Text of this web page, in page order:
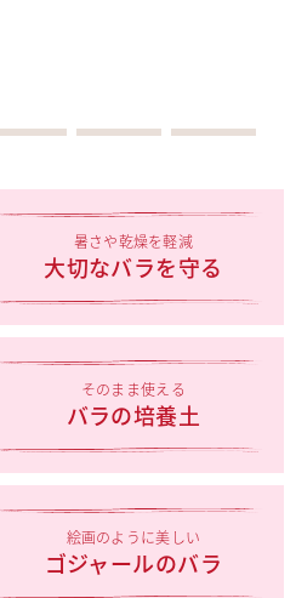
暑さや乾燥を軽減
大切なバラを守る
そのまま使える
バラの培養土
絵画のように美しい
ゴジャールのバラ